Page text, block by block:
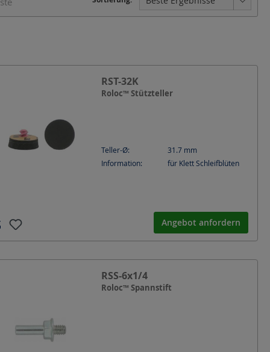
RST-32K
Roloc™ Stützteller
Teller-Ø: 31.7 mm
Information:
für Klett Schleifblüten
Angebot anfordern
RSS-6x1/4
Roloc™ Spannstift